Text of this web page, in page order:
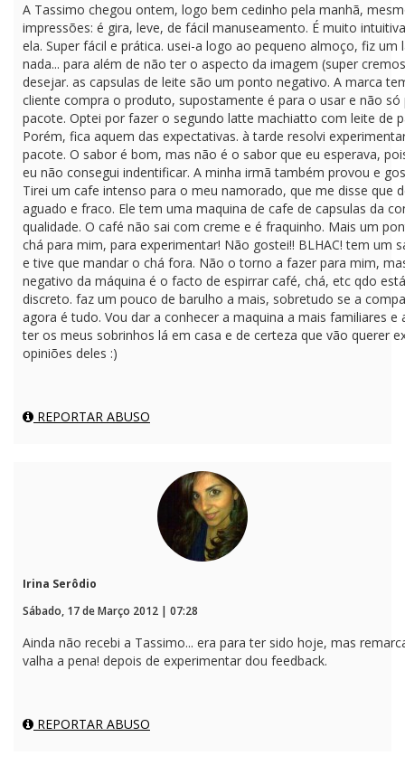
A Tassimo chegou ontem, logo bem cedinho pela manhã,
impressões: é gira, leve, de fácil manuseamento. É muito
ela. Super fácil e prática. usei-a logo ao pequeno almoço, fiz
nada... para além de não ter o aspecto da imagem (super
desejar. as capsulas de leite são um ponto negativo. A marca
cliente compra o produto, supostamente é para o usar e não
pacote. Optei por fazer o segundo latte machiatto com leite de
Porém, fica aquem das expectativas. à tarde resolvi
pacote. O sabor é bom, mas não é o sabor que eu esperava,
eu não consegui indentificar. A minha irmã também provou e
Tirei um cafe intenso para o meu namorado, que me disse que
aguado e fraco. Ele tem uma maquina de cafe de capsulas da
qualidade. O café não sai com creme e é fraquinho. Mais um
chá para mim, para experimentar! Não gostei!! BLHAC! tem
e tive que mandar o chá fora. Não o torno a fazer para mim,
negativo da máquina é o facto de espirrar café, chá, etc qdo
discreto. faz um pouco de barulho a mais, sobretudo se a
agora é tudo. Vou dar a conhecer a maquina a mais familiares
ter os meus sobrinhos lá em casa e de certeza que vão querer
opiniões deles :)
REPORTAR ABUSO
Irina Serôdio
Sábado, 17 de Março 2012 | 07:28
Ainda não recebi a Tassimo... era para ter sido hoje, mas
valha a pena! depois de experimentar dou feedback.
REPORTAR ABUSO